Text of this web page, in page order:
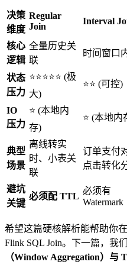
决策
维度
Regular
Join
Interval
核心
逻辑
全量历史关
联
时间窗口
状态
压力
⭐⭐⭐⭐⭐ (极
大)
⭐⭐ (可控)
IO
压力
⭐ (本地内
存)
⭐ (本地内
典型
场景
离线转实
时、小表关
联
订单支付
点击转化
避坑
关键
必须配 TTL
必须有
Watermark
希望这篇硬核解析能帮助你
Flink SQL Join。下一篇，我
（Window Aggregation）与